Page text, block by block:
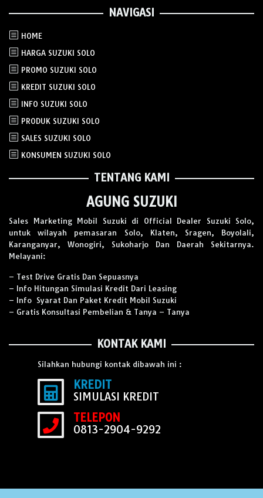
NAVIGASI
HOME
HARGA SUZUKI SOLO
PROMO SUZUKI SOLO
KREDIT SUZUKI SOLO
INFO SUZUKI SOLO
PRODUK SUZUKI SOLO
SALES SUZUKI SOLO
KONSUMEN SUZUKI SOLO
TENTANG KAMI
AGUNG SUZUKI
Sales Marketing Mobil Suzuki di Official Dealer Suzuki Solo,
untuk wilayah pemasaran Solo, Klaten, Sragen, Boyolali,
Karanganyar, Wonogiri, Sukoharjo Dan Daerah Sekitarnya.
Melayani:
– Test Drive Gratis Dan Sepuasnya
– Info Hitungan Simulasi Kredit Dari Leasing
– Info Syarat Dan Paket Kredit Mobil Suzuki
– Gratis Konsultasi Pembelian & Tanya – Tanya
KONTAK KAMI
Silahkan hubungi kontak dibawah ini :
KREDIT
SIMULASI KREDIT
TELEPON
0813-2904-9292